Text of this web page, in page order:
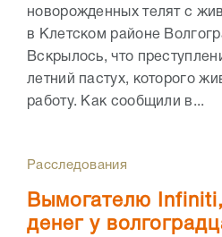
новорожденных телят с
в Клетском районе
Вскрылось, что
летний пастух, которого
работу. Как сообщили в...
Расследования
Вымогателю
денег у